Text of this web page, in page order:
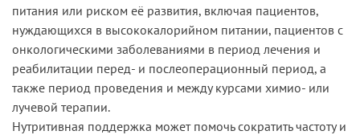
питания или риском её развития, включая пациентов,
нуждающихся в высококалорийном питании, пациентов с
онкологическими заболеваниями в период лечения и
реабилитации перед- и послеоперационный период, а
также период проведения и между курсами химио- или
лучевой терапии.
Нутритивная поддержка может помочь сократить частоту и